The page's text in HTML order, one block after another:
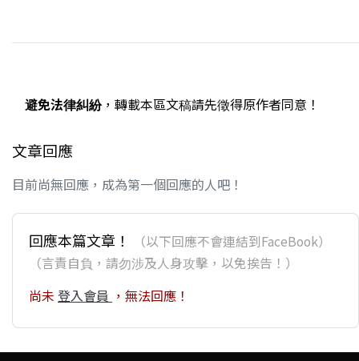
避免法律糾紛，轉載本區文稿請先徵得原作者同意！
文章回應
目前尚無回應，成為第一個回應的人吧！
回應本篇文章！
（以下回應不會連結到FaceBook）
（言責自負，請勿涉及人身攻擊，以免挨告！）
尚未 登入會員 ，無法回應！